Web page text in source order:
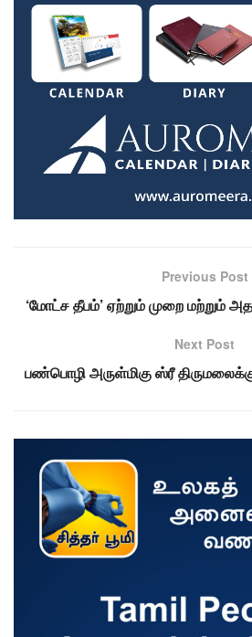
Previous Post
‘மோட்ச தீபம்’ ஏற்றும் முறை
Next Post
பண்பொழி அருள்மிகு ஸ்ரீ